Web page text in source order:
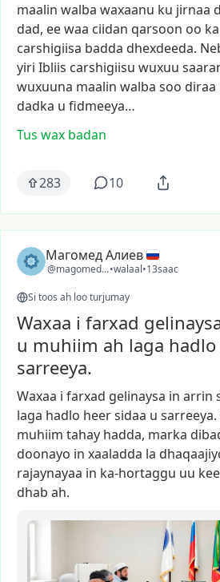
maalin walba waxaanu ku jirnaa
dad, eewaa ciidan qarsoon oo ka
carshigiisa badda dhexdeeda.
yiri Ibliis carshigiisu wuxuu
wuxuuna maalin walba soo diraa
dadka u fidmeeya…
Tus wax badan
283 10
Магомед Алиев
@magomed_0510
•walaal•13saac
Si toos ah loo turjumay
Waxaa i farxad
u muhiim ah laga hadlo
sarreeya.
Waxaa i farxad gelinaysa in arrin
laga hadlo heersidaa u sarreeya.
muhiim tahay hadda, marka
doonayo in xaaladda la
rajaynayaa in ka-hortaggu uu
dhab ah.